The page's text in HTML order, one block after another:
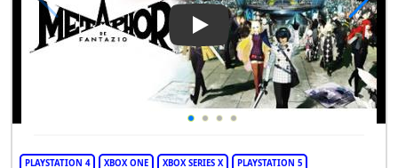
Play Video: Metaphor
PLAYSTATION 4 XBOX ONE XBOX SERIES X PLAYSTATION 5